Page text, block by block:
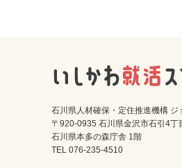
石川県人材確保・定住推進機構 ジ
〒920-0935 石川県金沢市石引4丁
石川県本多の森庁舎 1階
TEL 076-235-4510